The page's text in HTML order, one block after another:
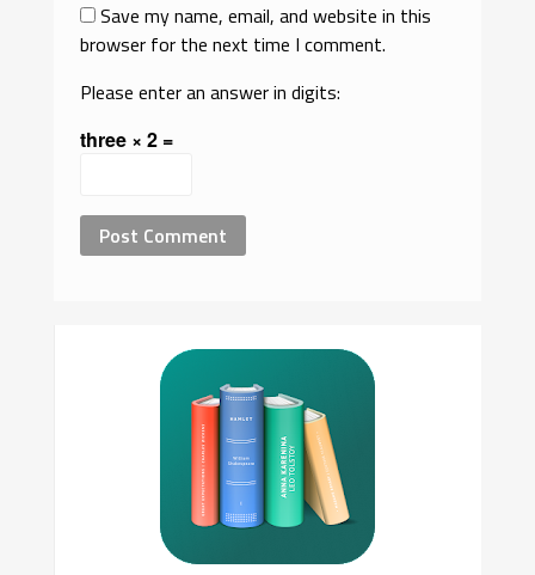
Save my name, email, and website in this
browser for the next time I comment.
Please enter an answer in digits:
three × 2 =